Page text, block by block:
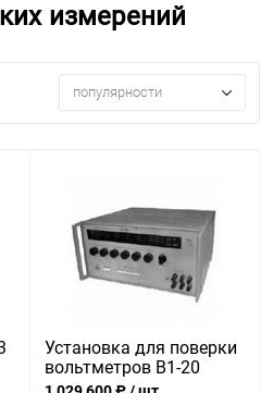
измерений
популярности
Установка для поверки
вольтметров В1-20